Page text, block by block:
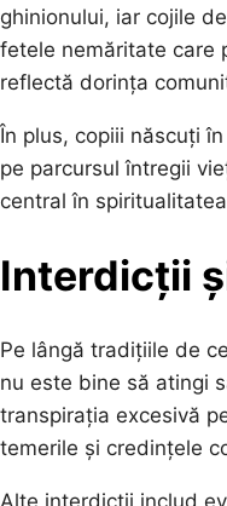
ghinionului, iar cojile
fetele nemăritate care
reflectă dorința
În plus, copiii născuți
pe parcursul întregii
central în
Interdicții
Pe lângă tradițiile de
nu este bine să atingi
transpirația excesivă
temerile și credințele